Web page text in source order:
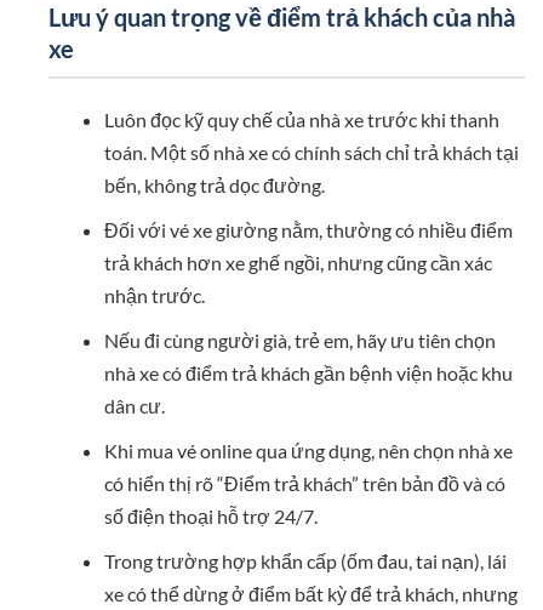
Lưu ý quan trọng về điểm trả khách của nhà
xe
Luôn đọc kỹ quy chế của nhà xe trước khi thanh
toán. Một số nhà xe có chính sách chỉ trả khách tại
bến, không trả dọc đường.
Đối với vé xe giường nằm, thường có nhiều điểm
trả khách hơn xe ghế ngồi, nhưng cũng cần xác
nhận trước.
Nếu đi cùng người già, trẻ em, hãy ưu tiên chọn
nhà xe có điểm trả khách gần bệnh viện hoặc khu
dân cư.
Khi mua vé online qua ứng dụng, nên chọn nhà xe
có hiển thị rõ “Điểm trả khách” trên bản đồ và có
số điện thoại hỗ trợ 24/7.
Trong trường hợp khẩn cấp (ốm đau, tai nạn), lái
xe có thể dừng ở điểm bất kỳ để trả khách, nhưng